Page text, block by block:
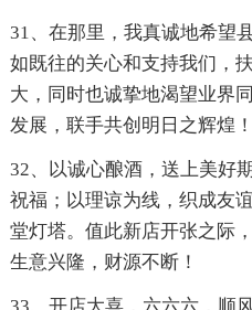
31、在那里，我真诚地希望
如既往的关心和支持我们，
大，同时也诚挚地渴望业界
发展，联手共创明日之辉煌！
32、以诚心酿酒，送上美好
祝福；以理谅为线，织成友
堂灯塔。值此新店开张之际
生意兴隆，财源不断！